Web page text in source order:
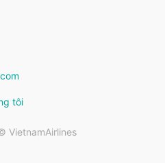
tôi
VietnamAirlines